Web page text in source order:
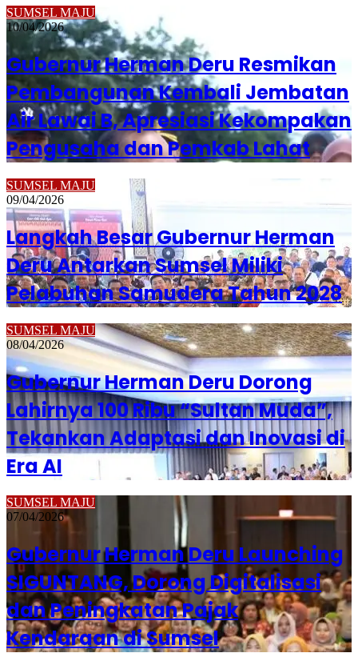
SUMSEL MAJU
10/04/2026
Gubernur Herman Deru Resmikan
Pembangunan Kembali Jembatan
Air Lawai B, Apresiasi Kekompakan
Pengusaha dan Pemkab Lahat
SUMSEL MAJU
09/04/2026
Langkah Besar Gubernur Herman
Deru Antarkan Sumsel Miliki
Pelabuhan Samudera Tahun 2028
SUMSEL MAJU
08/04/2026
Gubernur Herman Deru Dorong
Lahirnya 100 Ribu “Sultan Muda”,
Tekankan Adaptasi dan Inovasi di
Era AI
SUMSEL MAJU
07/04/2026
Gubernur Herman Deru Launching
SIGUNTANG, Dorong Digitalisasi
dan Peningkatan Pajak
Kendaraan di Sumsel